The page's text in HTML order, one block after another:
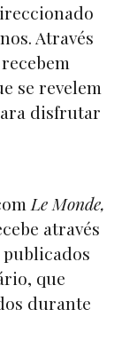
Através
se revelem
disfrutar
Le Monde,
através
que
durante